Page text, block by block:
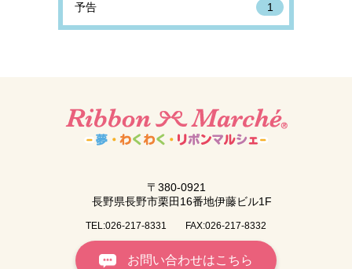
予告 1
〒380-0921
長野県長野市栗田16番地伊藤ビル1F
TEL:026-217-8331 FAX:026-217-8332
お問い合わせはこちら